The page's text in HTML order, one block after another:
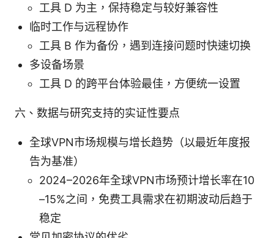
工具 D 为主，保持稳定与较好兼容性
临时工作与远程协作
工具 B 作为备份，遇到连接问题时快速切换
多设备场景
工具 D 的跨平台体验最佳，方便统一设置
六、数据与研究支持的实证性要点
全球VPN市场规模与增长趋势（以最近年度报
告为基准）
2024–2026年全球VPN市场预计增长率在10
–15%之间，免费工具需求在初期波动后趋于
稳定